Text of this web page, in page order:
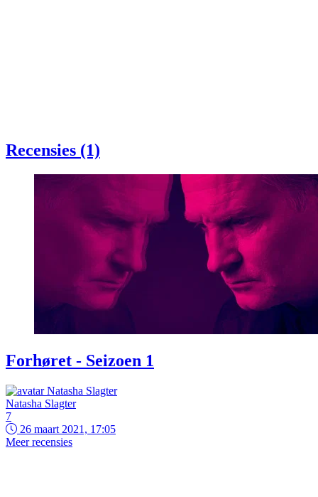
Recensies (1)
Forhøret - Seizoen 1
Natasha Slagter
7
26 maart 2021, 17:05
Meer recensies